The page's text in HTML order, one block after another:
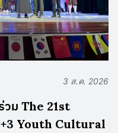
3 ส.ค. 2026
วม The 21st
Youth Cultural